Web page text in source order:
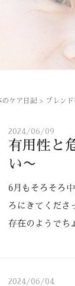
のケア日記 > ブレン
2024/06/09
有用性と
い〜
6月もそろそろ
ろにきてくださ
存在のようでち
2024/06/04